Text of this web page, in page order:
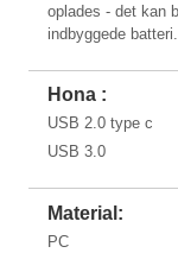
oplades - det kan
indbyggede batteri.
Hona :
USB 2.0 type c
USB 3.0
Material:
PC